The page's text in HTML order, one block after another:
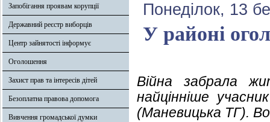
Запобігання проявам корупції
Державний реєстр виборців
Центр зайнятості інформує
Оголошення
Захист прав та інтересів дітей
Безоплатна правова допомога
Вивчення громадської думки
Понеділок, 13
У районі
Війна забрала
найцінніше
(Маневицька ТГ).